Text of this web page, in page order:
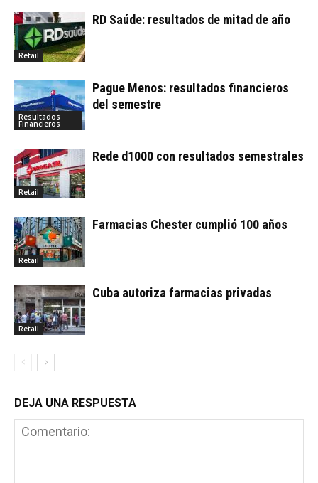
Retail
RD Saúde: resultados de mitad de año
Resultados
Financieros
Pague Menos: resultados financieros
del semestre
Retail
Rede d1000 con resultados semestrales
Retail
Farmacias Chester cumplió 100 años
Retail
Cuba autoriza farmacias privadas
DEJA UNA RESPUESTA